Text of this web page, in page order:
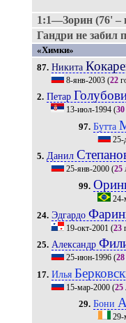
1:1—Зорин (76' –
Гандри не забил
«Химки»
87. Никита
8-янв-2003 (22
2. Петар
13-июл-1994 (30
97. Бутта
25-
5. Данил
25-янв-2000 (25
99.
24-
24. Эдгардо
19-окт-2001 (23
25. Александр
25-июн-1996 (28
17. Илья
15-мар-2000 (25
29. Бони
29-